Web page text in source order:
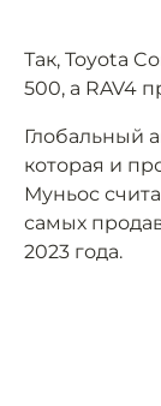
Так, Toyota
500, а RAV4
Глобальный
которая и
Муньос
самых
2023 года.